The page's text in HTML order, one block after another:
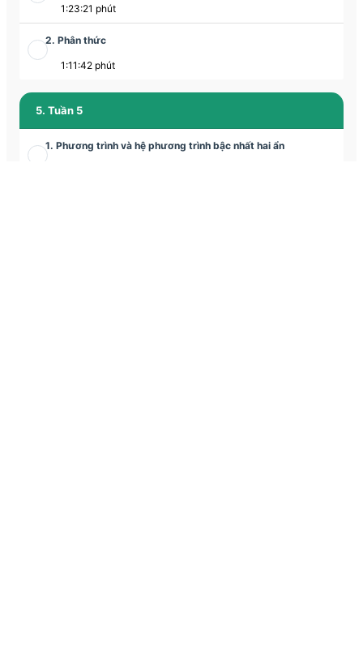
1:23:21 phút
2. Phân thức
1:11:42 phút
5. Tuần 5
1. Phương trình và hệ phương trình bậc nhất hai ẩn